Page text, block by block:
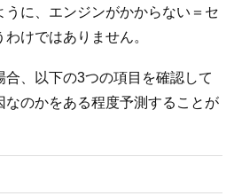
に、エンジンがかからない＝セ
けではありません。
、以下の3つの項目を確認して
なのかをある程度予測することが